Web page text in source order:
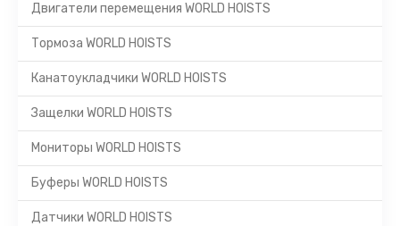
Двигатели перемещения WORLD HOISTS
Тормоза WORLD HOISTS
Канатоукладчики WORLD HOISTS
Защелки WORLD HOISTS
Мониторы WORLD HOISTS
Буферы WORLD HOISTS
Датчики WORLD HOISTS